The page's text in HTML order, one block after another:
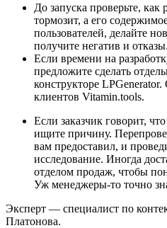
До запуска проверьте, как
тормозит, а его
пользователей, делайте
получите негатив и отказы.
Если времени на
предложите сделать
конструкторе
клиентов Vitamin.tools.
Если заказчик говорит,
ищите причину.
вам предоставил, и
исследование. Иногда
отделом продаж, чтобы
Уж менеджеры-то точно
Эксперт — специалист по
Платонова.